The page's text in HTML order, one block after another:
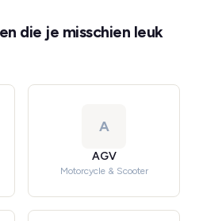
die je misschien leuk
A
AGV
Motorcycle & Scooter